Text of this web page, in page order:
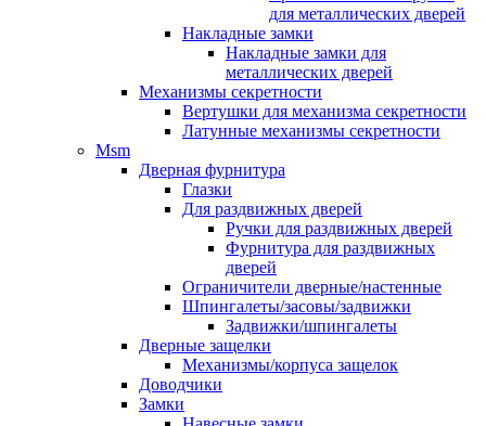
для металлических дверей
Накладные замки
Накладные замки для
металлических дверей
Механизмы секретности
Вертушки для механизма секретности
Латунные механизмы секретности
Msm
Дверная фурнитура
Глазки
Для раздвижных дверей
Ручки для раздвижных дверей
Фурнитура для раздвижных
дверей
Ограничители дверные/настенные
Шпингалеты/засовы/задвижки
Задвижки/шпингалеты
Дверные защелки
Механизмы/корпуса защелок
Доводчики
Замки